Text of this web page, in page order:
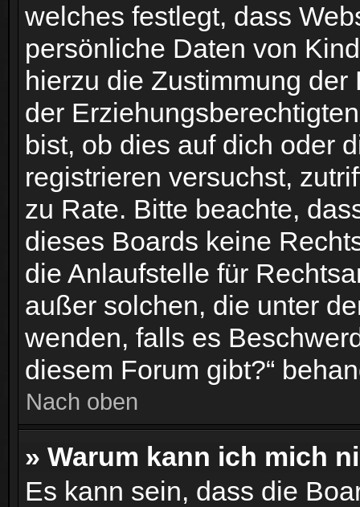
welches festlegt, dass
persönliche Daten von
hierzu die Zustimmung
der
bist, ob dies auf dich oder
registrieren versuchst,
zu Rate. Bitte beachte,
dieses Boards keine
die Anlaufstelle für
außer solchen, die unter
wenden, falls es
diesem Forum gibt?“
Nach oben
» Warum kann ich mich
Es kann sein, dass die